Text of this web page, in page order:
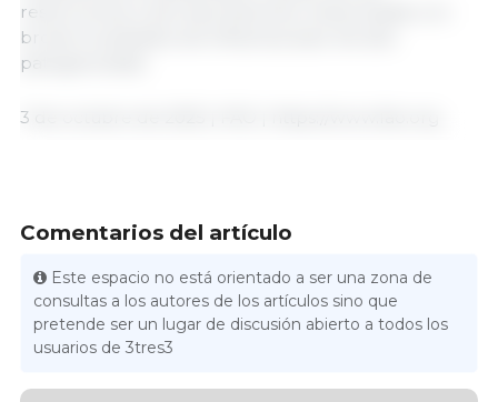
restricciones a las importaciones relacionadas con
brotes localizados de influenza aviar de alta
patogenicidad.
3 de octubre de 2025 | FAO | https://www.fao.org
Comentarios del artículo
Este espacio no está orientado a ser una zona de
consultas a los autores de los artículos sino que
pretende ser un lugar de discusión abierto a todos los
usuarios de 3tres3